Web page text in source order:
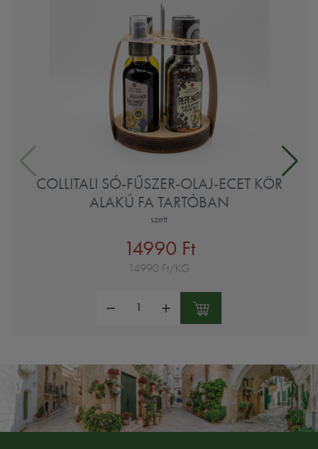
COLLITALI SÓ-FŰSZER-OLAJ-ECET KÖR
ALAKÚ FA TARTÓBAN
szett
14990 Ft
14990 Ft/KG